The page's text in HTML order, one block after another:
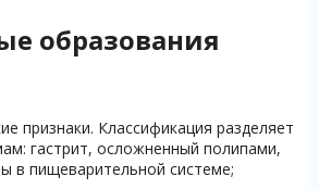
образования
признаки. Классификация разделяет
гастрит, осложненный полипами,
в пищеварительной системе;